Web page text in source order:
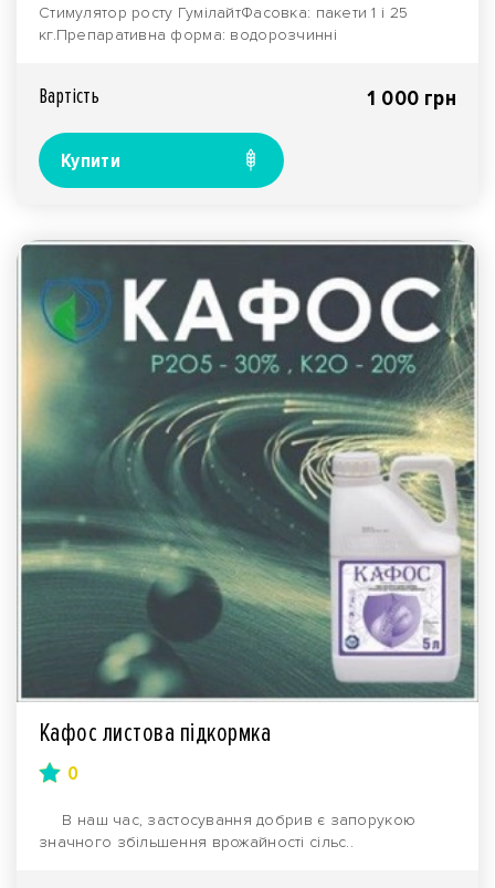
Стимулятор росту ГумілайтФасовка: пакети 1 і 25
кг.Препаративна форма: водорозчинні
Вартiсть 1 000 грн
Купити
Кафос листова підкормка
0
В наш час, застосування добрив є запорукою
значного збільшення врожайності сільс..